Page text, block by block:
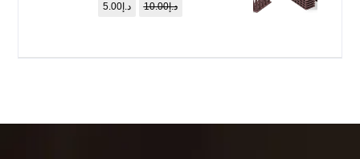
د.إ10.00 د.إ5.00